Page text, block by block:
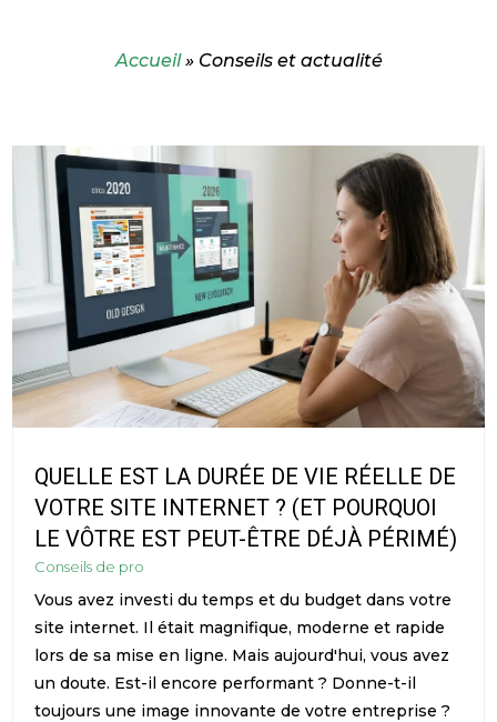
Accueil» Conseils et actualité
QUELLE EST LA DURÉE DE VIE RÉELLE DE
VOTRE SITE INTERNET ? (ET POURQUOI
LE VÔTRE EST PEUT-ÊTRE DÉJÀ PÉRIMÉ)
Conseils de pro
Vous avez investi du temps et du budget dans votre
site internet. Il était magnifique, moderne et rapide
lors de sa mise en ligne. Mais aujourd'hui, vous avez
un doute. Est-il encore performant ? Donne-t-il
toujours une image innovante de votre entreprise ?